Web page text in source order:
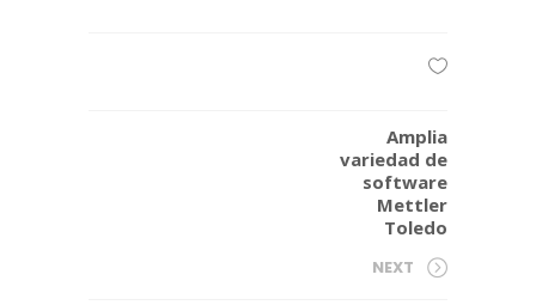
Amplia
variedad de
software
Mettler
Toledo
NEXT